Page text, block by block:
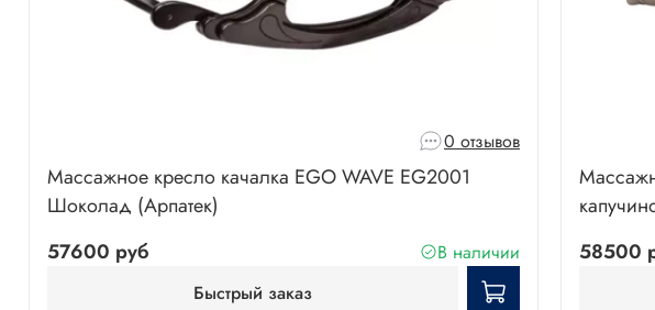
0 отзывов
Массажное кресло качалка EGO WAVE EG2001
Шоколад (Арпатек)
57600 руб
В наличии
Быстрый заказ
58500